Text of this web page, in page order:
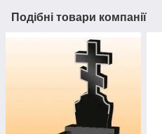
Подібні товари компанії